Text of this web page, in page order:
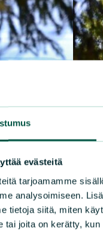
evästeitä
tarjoamamme
analysoimiseen.
tietoja siitä, miten
tai joita on kerätty,